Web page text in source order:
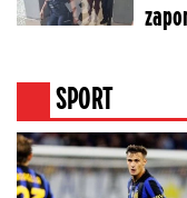
SPORT